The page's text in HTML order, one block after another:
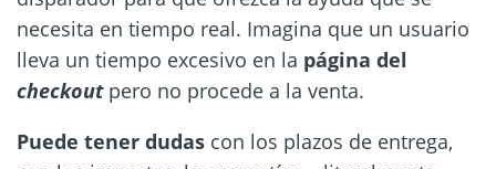
necesita en tiempo real. Imagina que un usuario
lleva un tiempo excesivo en la página del
checkoutpero no procede a la venta.
Puede tener dudas con los plazos de entrega,